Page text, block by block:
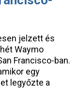
jelzett és
Waymo
Francisco-ban.
egy
legyőzte a